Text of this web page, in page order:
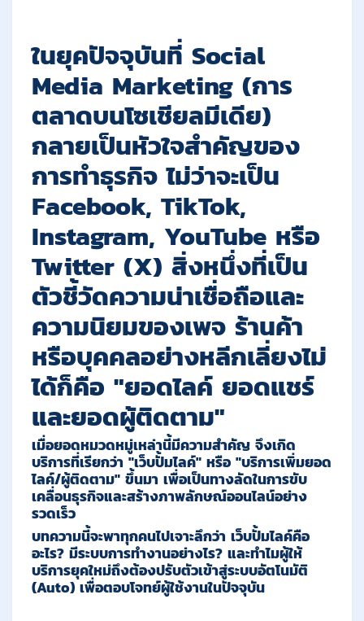
ในยุคปัจจุบันที่ Social
Media Marketing (การ
ตลาดบนโซเชียลมีเดีย)
กลายเป็นหัวใจสำคัญของ
การทำธุรกิจ ไม่ว่าจะเป็น
Facebook, TikTok,
Instagram, YouTube หรือ
Twitter (X) สิ่งหนึ่งที่เป็น
ตัวชี้วัดความน่าเชื่อถือและ
ความนิยมของเพจ ร้านค้า
หรือบุคคลอย่างหลีกเลี่ยงไม่
ได้ก็คือ "ยอดไลค์ ยอดแชร์
และยอดผู้ติดตาม"
เมื่อยอดหมวดหมู่เหล่านี้มีความสำคัญ จึงเกิด
บริการที่เรียกว่า "เว็บปั้มไลค์" หรือ "บริการเพิ่มยอด
ไลค์/ผู้ติดตาม" ขึ้นมา เพื่อเป็นทางลัดในการขับ
เคลื่อนธุรกิจและสร้างภาพลักษณ์ออนไลน์อย่าง
รวดเร็ว
บทความนี้จะพาทุกคนไปเจาะลึกว่า เว็บปั้มไลค์คือ
อะไร? มีระบบการทำงานอย่างไร? และทำไมผู้ให้
บริการยุคใหม่ถึงต้องปรับตัวเข้าสู่ระบบอัตโนมัติ
(Auto) เพื่อตอบโจทย์ผู้ใช้งานในปัจจุบัน